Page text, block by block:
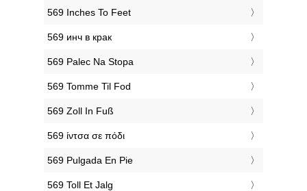
‎569 Inches To Feet
‎569 инч в крак
‎569 Palec Na Stopa
‎569 Tomme Til Fod
‎569 Zoll In Fuß
‎569 ίντσα σε πόδι
‎569 Pulgada En Pie
‎569 Toll Et Jalg